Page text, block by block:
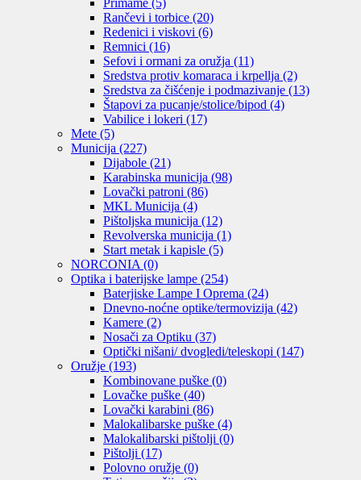
Rančevi i torbice (20)
Redenici i viskovi (6)
Remnici (16)
Sefovi i ormani za oružja (11)
Sredstva protiv komaraca i krpellja (2)
Sredstva za čišćenje i podmazivanje (13)
Štapovi za pucanje/stolice/bipod (4)
Vabilice i lokeri (17)
Mete (5)
Municija (227)
Dijabole (21)
Karabinska municija (98)
Lovački patroni (86)
MKL Municija (4)
Pištoljska municija (12)
Revolverska municija (1)
Start metak i kapisle (5)
NORCONIA (0)
Optika i baterijske lampe (254)
Baterjiske Lampe I Oprema (24)
Dnevno-noćne optike/termovizija (42)
Kamere (2)
Nosači za Optiku (37)
Optički nišani/ dvogledi/teleskopi (147)
Oružje (193)
Kombinovane puške (0)
Lovačke puške (40)
Lovački karabini (86)
Malokalibarske puške (4)
Malokalibarski pištolji (0)
Pištolji (17)
Polovno oružje (0)